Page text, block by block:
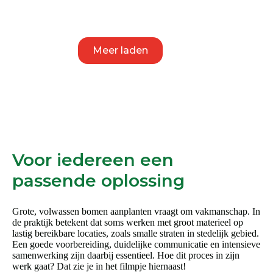
optie
kan
gekozen
Meer laden
Voor iedereen een
passende oplossing
Grote, volwassen bomen aanplanten vraagt om vakmanschap. In
de praktijk betekent dat soms werken met groot materieel op
lastig bereikbare locaties, zoals smalle straten in stedelijk gebied.
Een goede voorbereiding, duidelijke communicatie en intensieve
samenwerking zijn daarbij essentieel. Hoe dit proces in zijn
werk gaat? Dat zie je in het filmpje hiernaast!